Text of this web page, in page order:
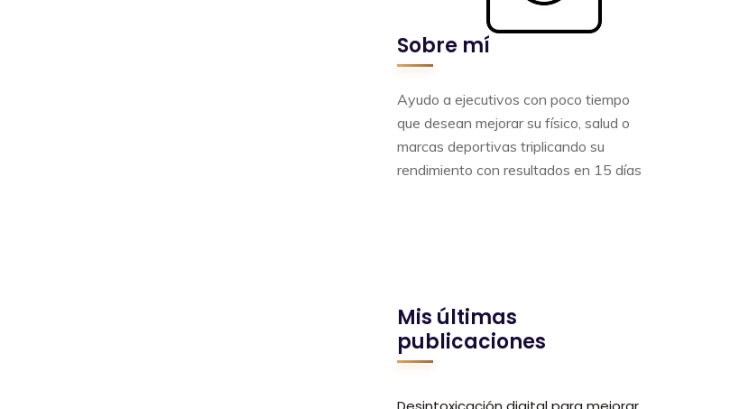
Sobre mí
Ayudo a ejecutivos con poco tiempo
que desean mejorar su físico, salud o
marcas deportivas triplicando su
rendimiento con resultados en 15 días
Mis últimas
publicaciones